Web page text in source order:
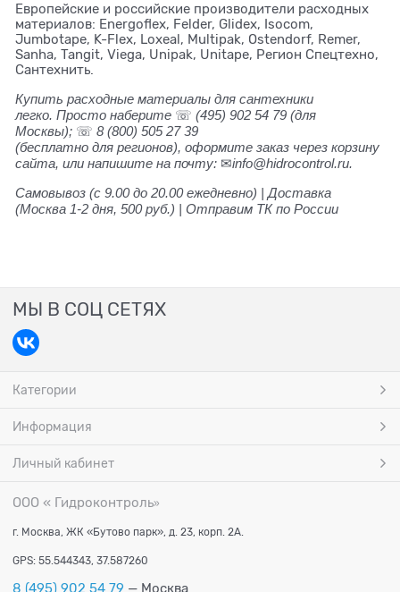
Европейские и российские производители расходных
материалов: Energoflex, Felder, Glidex, Isocom,
Jumbotape, K-Flex, Loxeal, Multipak, Ostendorf, Remer,
Sanha, Tangit, Viega, Unipak, Unitape, Регион Спецтехно,
Сантехнить.
Купить расходные материалы для сантехники
легко. Просто наберите ☏ (495) 902 54 79 (для
Москвы); ☏8 (800) 505 27 39
(бесплатно для регионов), оформите заказ через корзину
сайта, или напишите на почту: ✉info@hidrocontrol.ru.
Самовывоз (с 9.00 до 20.00 ежедневно) | Доставка
(Москва 1-2 дня, 500 руб.) | Отправим ТК по России
МЫ В СОЦ СЕТЯХ
Категории
Информация
Личный кабинет
ООО « Гидроконтроль»
г. Москва, ЖК «Бутово парк», д. 23, корп. 2А.
GPS: 55.544343, 37.587260
8 (495) 902 54 79 — Москва